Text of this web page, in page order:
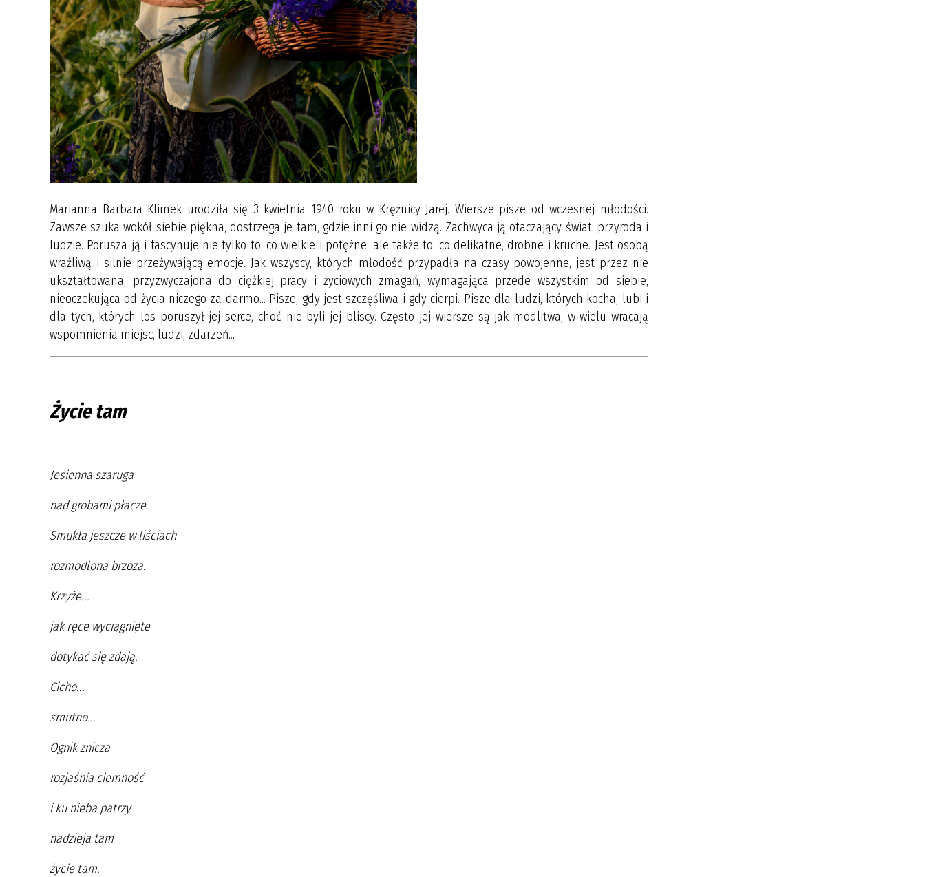
Marianna Barbara Klimek urodziła się 3 kwietnia 1940 roku w Krężnicy Jarej. Wiersze pisze od wczesnej młodości.
Zawsze szuka wokół siebie piękna, dostrzega je tam, gdzie inni go nie widzą. Zachwyca ją otaczający świat: przyroda i
ludzie. Porusza ją i fascynuje nie tylko to, co wielkie i potężne, ale także to, co delikatne, drobne i kruche. Jest osobą
wrażliwą i silnie przeżywającą emocje. Jak wszyscy, których młodość przypadła na czasy powojenne, jest przez nie
ukształtowana, przyzwyczajona do ciężkiej pracy i życiowych zmagań, wymagająca przede wszystkim od siebie,
nieoczekująca od życia niczego za darmo... Pisze, gdy jest szczęśliwa i gdy cierpi. Pisze dla ludzi, których kocha, lubi i
dla tych, których los poruszył jej serce, choć nie byli jej bliscy. Często jej wiersze są jak modlitwa, w wielu wracają
wspomnienia miejsc, ludzi, zdarzeń...
Życie tam
Jesienna szaruga
nad grobami płacze.
Smukła jeszcze w liściach
rozmodlona brzoza.
Krzyże...
jak ręce wyciągnięte
dotykać się zdają.
Cicho...
smutno...
Ognik znicza
rozjaśnia ciemność
i ku nieba patrzy
nadzieja tam
życie tam.